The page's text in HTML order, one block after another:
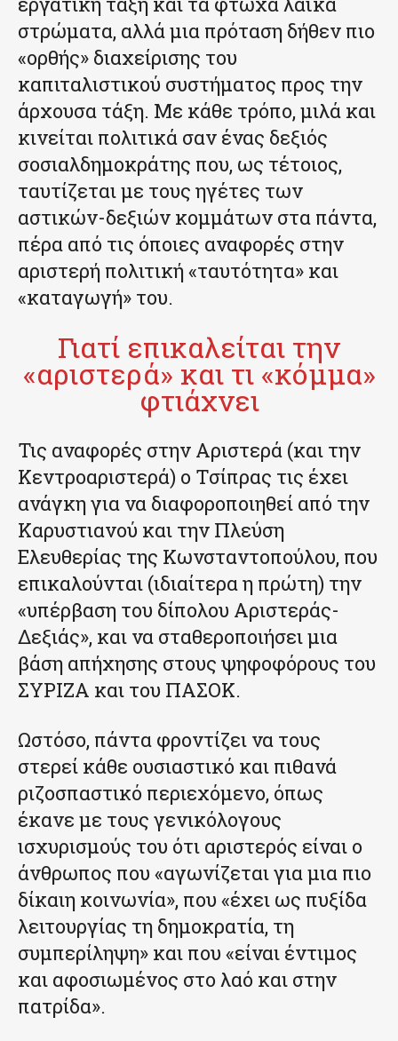
στρώματα, αλλά μια πρόταση δήθεν πιο
«ορθής» διαχείρισης του
καπιταλιστικού συστήματος προς την
άρχουσα τάξη. Με κάθε τρόπο, μιλά και
κινείται πολιτικά σαν ένας δεξιός
σοσιαλδημοκράτης που, ως τέτοιος,
ταυτίζεται με τους ηγέτες των
αστικών-δεξιών κομμάτων στα πάντα,
πέρα από τις όποιες αναφορές στην
αριστερή πολιτική «ταυτότητα» και
«καταγωγή» του.
Γιατί επικαλείται την
«αριστερά» και τι «κόμμα»
φτιάχνει
Τις αναφορές στην Αριστερά (και την
Κεντροαριστερά) ο Τσίπρας τις έχει
ανάγκη για να διαφοροποιηθεί από την
Καρυστιανού και την Πλεύση
Ελευθερίας της Κωνσταντοπούλου, που
επικαλούνται (ιδιαίτερα η πρώτη) την
«υπέρβαση του δίπολου Αριστεράς-
Δεξιάς», και να σταθεροποιήσει μια
βάση απήχησης στους ψηφοφόρους του
ΣΥΡΙΖΑ και του ΠΑΣΟΚ.
Ωστόσο, πάντα φροντίζει να τους
στερεί κάθε ουσιαστικό και πιθανά
ριζοσπαστικό περιεχόμενο, όπως
έκανε με τους γενικόλογους
ισχυρισμούς του ότι αριστερός είναι ο
άνθρωπος που «αγωνίζεται για μια πιο
δίκαιη κοινωνία», που «έχει ως πυξίδα
λειτουργίας τη δημοκρατία, τη
συμπερίληψη» και που «είναι έντιμος
και αφοσιωμένος στο λαό και στην
πατρίδα».